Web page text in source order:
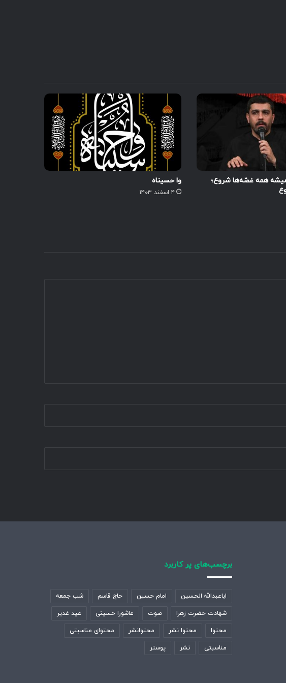
میشه همه غصّه‌ها شروع؛
وا حسیناه
۴ اسفند ۱۴۰۳
برچسب‌های پر کاربرد
اباعبدالله الحسین امام حسین حاج قاسم شب جمعه
شهادت حضرت زهرا صوت عاشورا حسینی عید غدیر
محتوا محتوا نشر محتوانشر محتوای مناسبتی
مناسبتی نشر پوستر